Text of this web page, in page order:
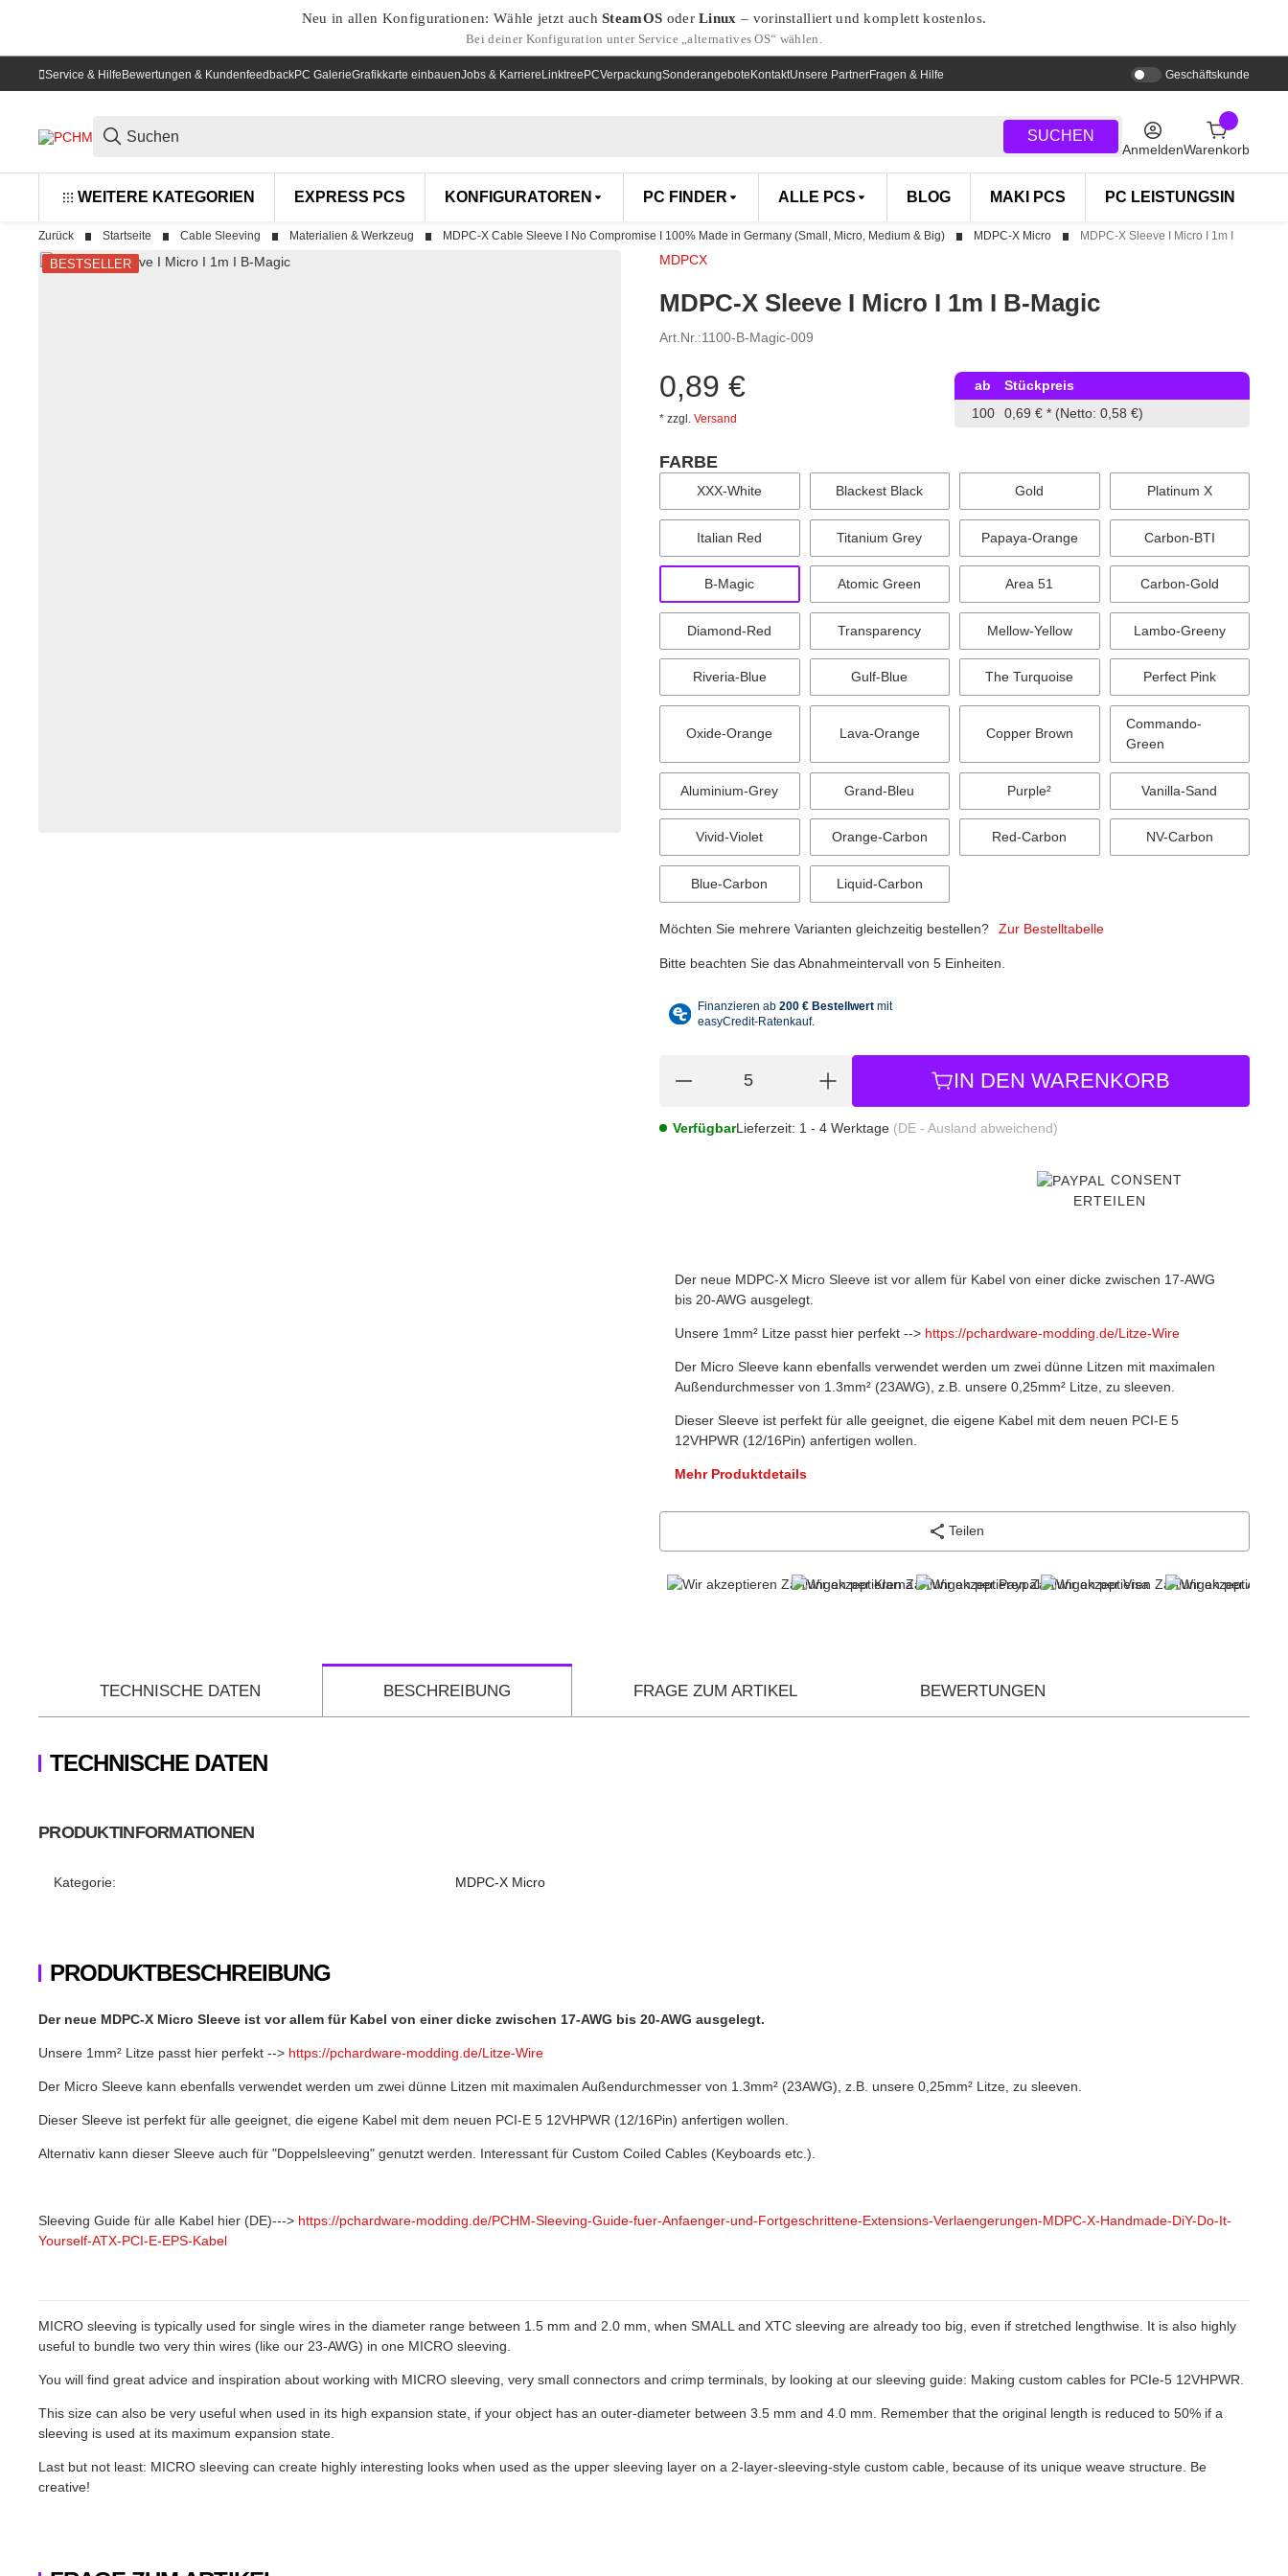
Neu in allen Konfigurationen: Wähle jetzt auchSteamOS oderLinux – vorinstalliert und komplett kostenlos.
Bei deiner Konfiguration unter Service „alternatives OS“ wählen.
Service & HilfeBewertungen & KundenfeedbackPC GalerieGrafikkarte einbauenJobs & KarriereLinktreePCVerpackungSonderangeboteKontaktUnsere PartnerFragen & Hilfe Geschäftskunde
SUCHEN
AnmeldenWarenkorb
WEITERE KATEGORIEN EXPRESS PCS KONFIGURATOREN PC FINDER ALLE PCS BLOG MAKI PCS PC LEISTUNGSINDEX
Zurück Startseite Cable Sleeving Materialien & Werkzeug MDPC-X Cable Sleeve I No Compromise I 100% Made in Germany (Small, Micro, Medium & Big) MDPC-X Micro MDPC-X Sleeve I Micro I 1m I
BESTSELLER MDPCX
MDPC-X Sleeve I Micro I 1m I B-Magic
Art.Nr.:1100-B-Magic-009
0,89 €
* zzgl. Versand
ab
Stückpreis
100
0,69 € * (Netto: 0,58 €)
FARBE
XXX-White Blackest Black Gold Platinum X
Italian Red Titanium Grey Papaya-Orange Carbon-BTI
B-Magic Atomic Green Area 51 Carbon-Gold
Diamond-Red Transparency Mellow-Yellow Lambo-Greeny
Riveria-Blue Gulf-Blue The Turquoise Perfect Pink
Oxide-Orange Lava-Orange Copper Brown
Commando-
Green
Aluminium-Grey Grand-Bleu Purple² Vanilla-Sand
Vivid-Violet Orange-Carbon Red-Carbon NV-Carbon
Blue-Carbon Liquid-Carbon
Möchten Sie mehrere Varianten gleichzeitig bestellen? Zur Bestelltabelle
Bitte beachten Sie das Abnahmeintervall von 5 Einheiten.
IN DEN WARENKORB
VerfügbarLieferzeit: 1 - 4 Werktage (DE - Ausland abweichend)
CONSENT
ERTEILEN
Der neue MDPC-X Micro Sleeve ist vor allem für Kabel von einer dicke zwischen 17-AWG
bis 20-AWG ausgelegt.
Unsere 1mm² Litze passt hier perfekt --> https://pchardware-modding.de/Litze-Wire
Der Micro Sleeve kann ebenfalls verwendet werden um zwei dünne Litzen mit maximalen
Außendurchmesser von 1.3mm² (23AWG), z.B. unsere 0,25mm² Litze, zu sleeven.
Dieser Sleeve ist perfekt für alle geeignet, die eigene Kabel mit dem neuen PCI-E 5
12VHPWR (12/16Pin) anfertigen wollen.
Mehr Produktdetails
Teilen
TECHNISCHE DATEN BESCHREIBUNG FRAGE ZUM ARTIKEL BEWERTUNGEN
TECHNISCHE DATEN
PRODUKTINFORMATIONEN
Produkteigenschaft
Wert
Kategorie: MDPC-X Micro
PRODUKTBESCHREIBUNG
Der neue MDPC-X Micro Sleeve ist vor allem für Kabel von einer dicke zwischen 17-AWG bis 20-AWG ausgelegt.
Unsere 1mm² Litze passt hier perfekt --> https://pchardware-modding.de/Litze-Wire
Der Micro Sleeve kann ebenfalls verwendet werden um zwei dünne Litzen mit maximalen Außendurchmesser von 1.3mm² (23AWG), z.B. unsere 0,25mm² Litze, zu sleeven.
Dieser Sleeve ist perfekt für alle geeignet, die eigene Kabel mit dem neuen PCI-E 5 12VHPWR (12/16Pin) anfertigen wollen.
Alternativ kann dieser Sleeve auch für "Doppelsleeving" genutzt werden. Interessant für Custom Coiled Cables (Keyboards etc.).
Sleeving Guide für alle Kabel hier (DE)---> https://pchardware-modding.de/PCHM-Sleeving-Guide-fuer-Anfaenger-und-Fortgeschrittene-Extensions-Verlaengerungen-MDPC-X-Handmade-DiY-Do-It-
Yourself-ATX-PCI-E-EPS-Kabel
MICRO sleeving is typically used for single wires in the diameter range between 1.5 mm and 2.0 mm, when SMALL and XTC sleeving are already too big, even if stretched lengthwise. It is also highly
useful to bundle two very thin wires (like our 23-AWG) in one MICRO sleeving.
You will find great advice and inspiration about working with MICRO sleeving, very small connectors and crimp terminals, by looking at our sleeving guide: Making custom cables for PCIe-5 12VHPWR.
This size can also be very useful when used in its high expansion state, if your object has an outer-diameter between 3.5 mm and 4.0 mm. Remember that the original length is reduced to 50% if a
sleeving is used at its maximum expansion state.
Last but not least: MICRO sleeving can create highly interesting looks when used as the upper sleeving layer on a 2-layer-sleeving-style custom cable, because of its unique weave structure. Be
creative!